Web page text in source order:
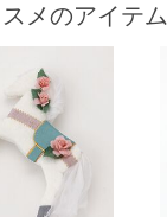
メのアイテム